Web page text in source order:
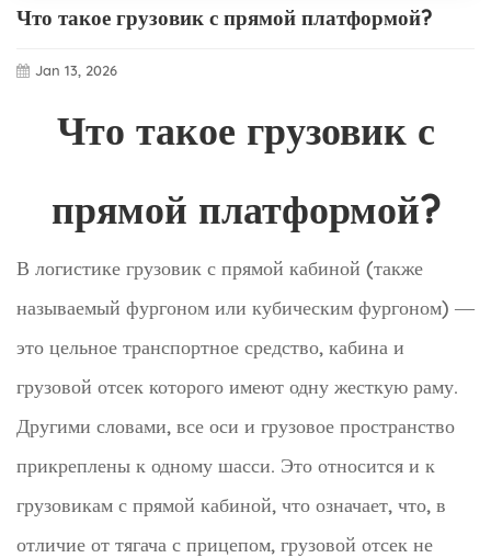
Что такое грузовик с прямой платформой?
Jan 13, 2026
Что такое грузовик с
прямой платформой?
В логистике грузовик с прямой кабиной (также
называемый фургоном или кубическим фургоном) —
это цельное транспортное средство, кабина и
грузовой отсек которого имеют одну жесткую раму.
Другими словами, все оси и грузовое пространство
прикреплены к одному шасси. Это относится и к
грузовикам с прямой кабиной, что означает, что, в
отличие от тягача с прицепом, грузовой отсек не